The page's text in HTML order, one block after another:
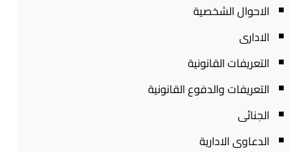
الاحوال الشخصية
الادارى
التعريفات القانونية
التعريفات والدفوع القانونية
الجنائى
الدعاوى الادارية